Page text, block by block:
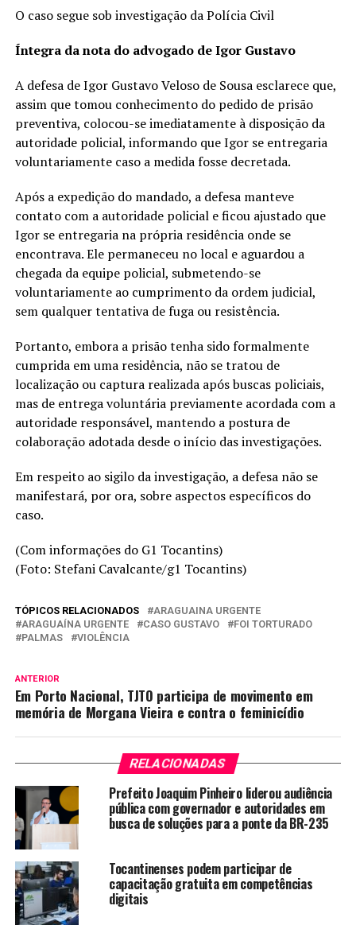
O caso segue sob investigação da Polícia Civil
Íntegra da nota do advogado de Igor Gustavo
A defesa de Igor Gustavo Veloso de Sousa esclarece que,
assim que tomou conhecimento do pedido de prisão
preventiva, colocou-se imediatamente à disposição da
autoridade policial, informando que Igor se entregaria
voluntariamente caso a medida fosse decretada.
Após a expedição do mandado, a defesa manteve
contato com a autoridade policial e ficou ajustado que
Igor se entregaria na própria residência onde se
encontrava. Ele permaneceu no local e aguardou a
chegada da equipe policial, submetendo-se
voluntariamente ao cumprimento da ordem judicial,
sem qualquer tentativa de fuga ou resistência.
Portanto, embora a prisão tenha sido formalmente
cumprida em uma residência, não se tratou de
localização ou captura realizada após buscas policiais,
mas de entrega voluntária previamente acordada com a
autoridade responsável, mantendo a postura de
colaboração adotada desde o início das investigações.
Em respeito ao sigilo da investigação, a defesa não se
manifestará, por ora, sobre aspectos específicos do
caso.
(Com informações do G1 Tocantins)
(Foto: Stefani Cavalcante/g1 Tocantins)
TÓPICOS RELACIONADOS
ARAGUAINA URGENTE
ARAGUAÍNA URGENTE
CASO GUSTAVO
FOI TORTURADO
PALMAS
VIOLÊNCIA
ANTERIOR
Em Porto Nacional, TJTO participa de movimento em
memória de Morgana Vieira e contra o feminicídio
RELACIONADAS
Prefeito Joaquim Pinheiro liderou audiência
pública com governador e autoridades em
busca de soluções para a ponte da BR-235
Tocantinenses podem participar de
capacitação gratuita em competências
digitais